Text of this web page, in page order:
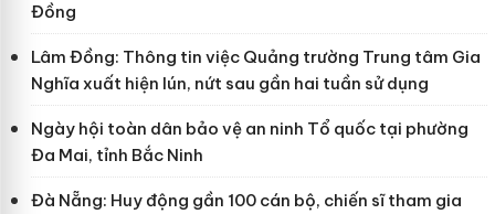
Đồng
Lâm Đồng: Thông tin việc Quảng trường Trung tâm Gia
Nghĩa xuất hiện lún, nứt sau gần hai tuần sử dụng
Ngày hội toàn dân bảo vệ an ninh Tổ quốc tại phường
Đa Mai, tỉnh Bắc Ninh
Đà Nẵng: Huy động gần 100 cán bộ, chiến sĩ tham gia